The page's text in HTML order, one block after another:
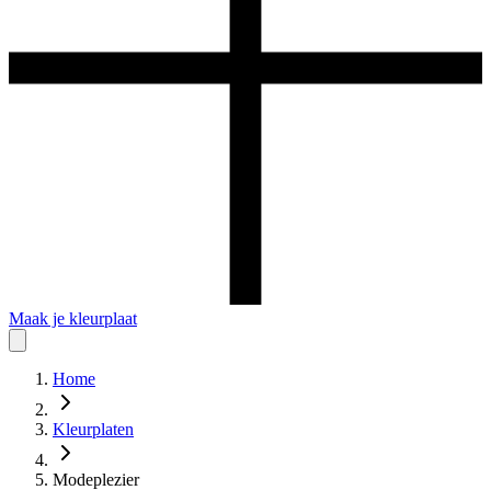
Maak je kleurplaat
Home
Kleurplaten
Modeplezier